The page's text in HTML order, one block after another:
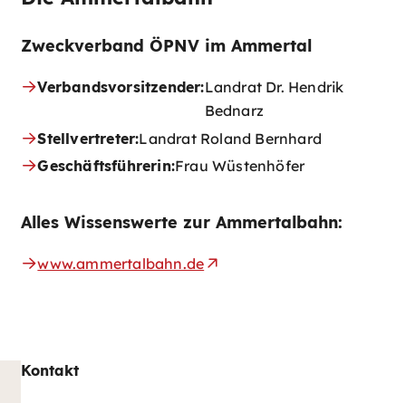
Zweckverband ÖPNV im Ammertal
Verbandsvorsitzender:Landrat Dr. Hendrik
Bednarz
Stellvertreter:Landrat Roland Bernhard
Geschäftsführerin:Frau Wüstenhöfer
Alles Wissenswerte zur Ammertalbahn:
www.ammertalbahn.de
Kontakt